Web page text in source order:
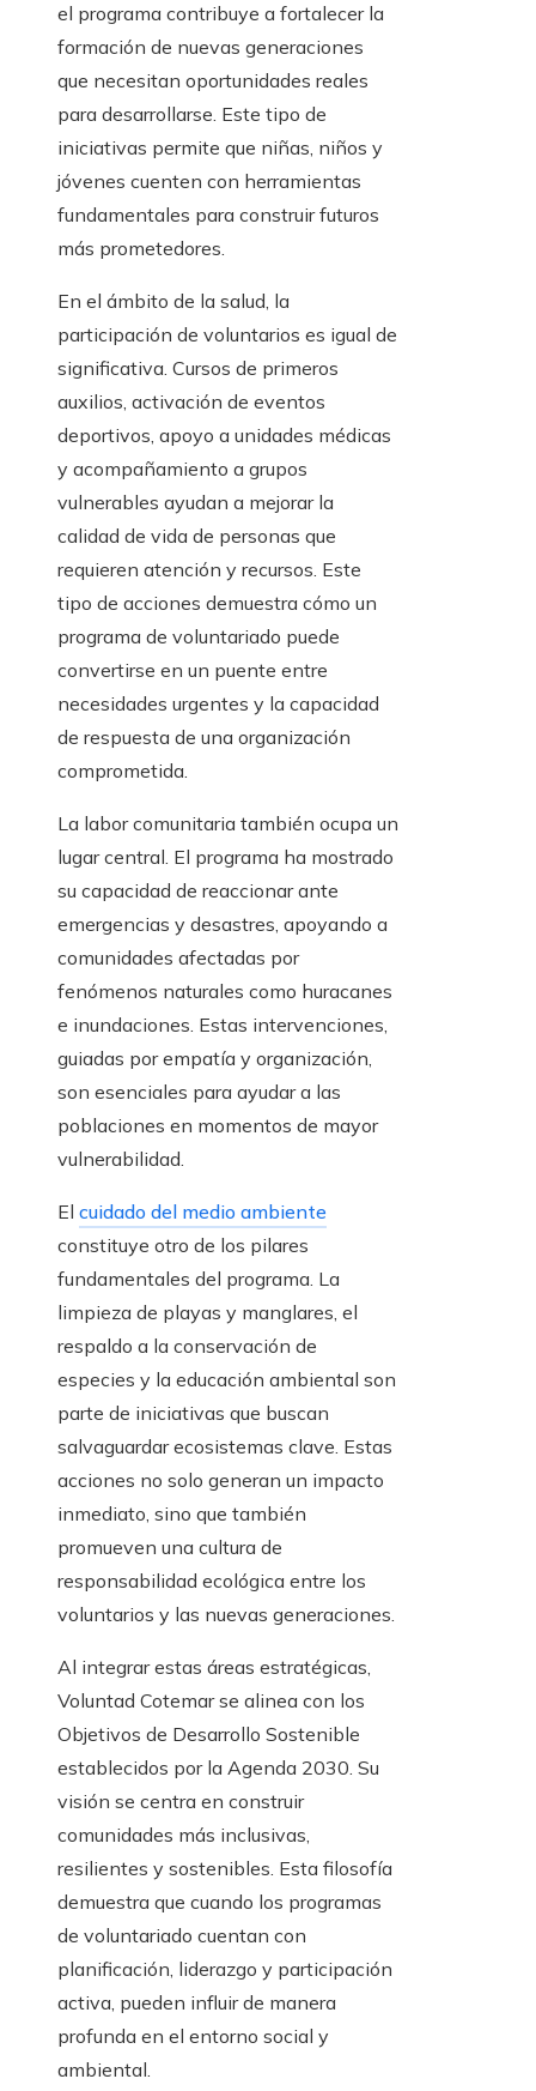
el programa contribuye a fortalecer la
formación de nuevas generaciones
que necesitan oportunidades reales
para desarrollarse. Este tipo de
iniciativas permite que niñas, niños y
jóvenes cuenten con herramientas
fundamentales para construir futuros
más prometedores.
En el ámbito de la salud, la
participación de voluntarios es igual de
significativa. Cursos de primeros
auxilios, activación de eventos
deportivos, apoyo a unidades médicas
y acompañamiento a grupos
vulnerables ayudan a mejorar la
calidad de vida de personas que
requieren atención y recursos. Este
tipo de acciones demuestra cómo un
programa de voluntariado puede
convertirse en un puente entre
necesidades urgentes y la capacidad
de respuesta de una organización
comprometida.
La labor comunitaria también ocupa un
lugar central. El programa ha mostrado
su capacidad de reaccionar ante
emergencias y desastres, apoyando a
comunidades afectadas por
fenómenos naturales como huracanes
e inundaciones. Estas intervenciones,
guiadas por empatía y organización,
son esenciales para ayudar a las
poblaciones en momentos de mayor
vulnerabilidad.
El cuidado del medio ambiente
constituye otro de los pilares
fundamentales del programa. La
limpieza de playas y manglares, el
respaldo a la conservación de
especies y la educación ambiental son
parte de iniciativas que buscan
salvaguardar ecosistemas clave. Estas
acciones no solo generan un impacto
inmediato, sino que también
promueven una cultura de
responsabilidad ecológica entre los
voluntarios y las nuevas generaciones.
Al integrar estas áreas estratégicas,
Voluntad Cotemar se alinea con los
Objetivos de Desarrollo Sostenible
establecidos por la Agenda 2030. Su
visión se centra en construir
comunidades más inclusivas,
resilientes y sostenibles. Esta filosofía
demuestra que cuando los programas
de voluntariado cuentan con
planificación, liderazgo y participación
activa, pueden influir de manera
profunda en el entorno social y
ambiental.